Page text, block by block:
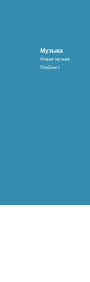
Музыка
Новая музыка
Плейлист